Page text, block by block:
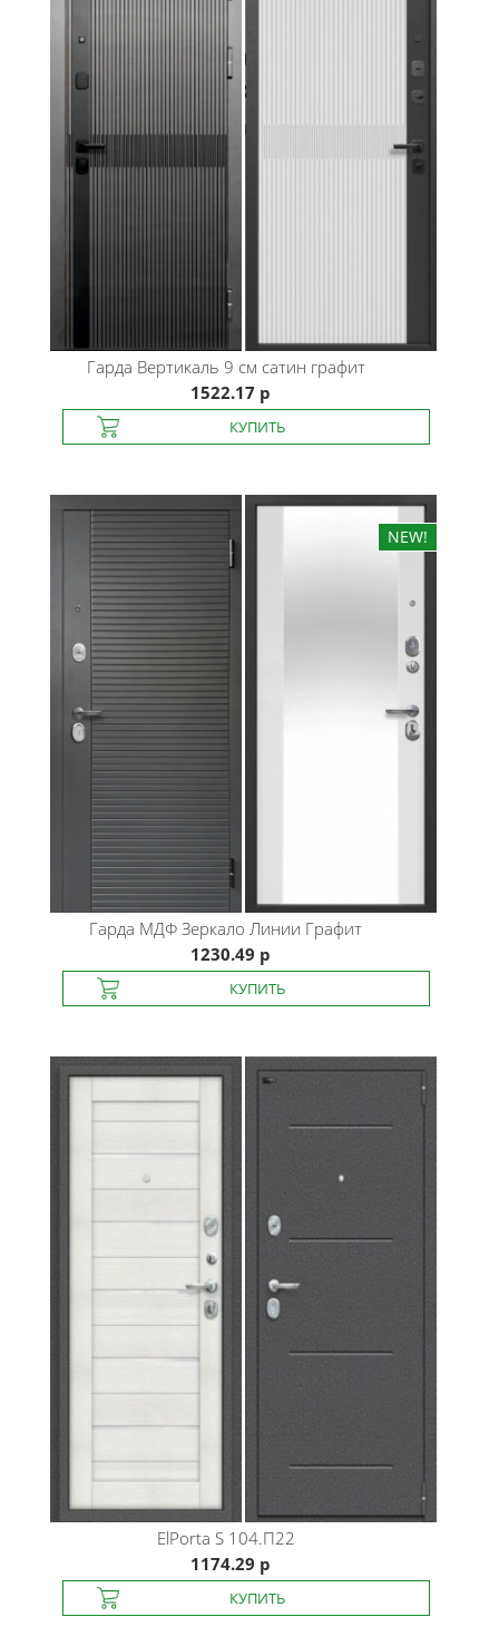
Гарда Вертикаль 9 см сатин графит
1522.17 р
Гарда МДФ Зеркало Линии Графит
1230.49 р
ElPorta S 104.П22
1174.29 р